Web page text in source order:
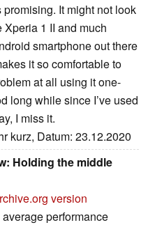
It might not look
Xperia 1 II and much
smartphone out there
it so comfortable to
at all using it one-
long while since I’ve used
I miss it.
kurz, Datum: 23.12.2020
Holding the middle
version
performance